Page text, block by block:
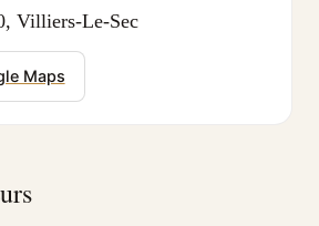
Villiers-Le-Sec
Maps